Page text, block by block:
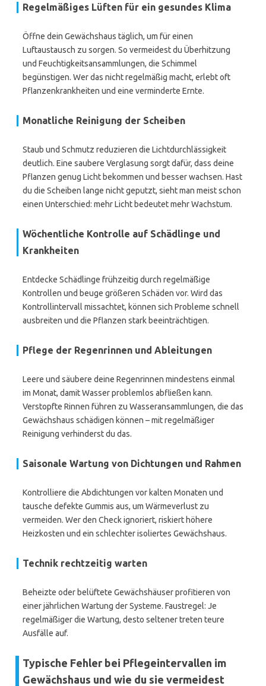
Regelmäßiges Lüften für ein gesundes Klima
Öffne dein Gewächshaus täglich, um für einen
Luftaustausch zu sorgen. So vermeidest du Überhitzung
und Feuchtigkeitsansammlungen, die Schimmel
begünstigen. Wer das nicht regelmäßig macht, erlebt oft
Pflanzenkrankheiten und eine verminderte Ernte.
Monatliche Reinigung der Scheiben
Staub und Schmutz reduzieren die Lichtdurchlässigkeit
deutlich. Eine saubere Verglasung sorgt dafür, dass deine
Pflanzen genug Licht bekommen und besser wachsen. Hast
du die Scheiben lange nicht geputzt, sieht man meist schon
einen Unterschied: mehr Licht bedeutet mehr Wachstum.
Wöchentliche Kontrolle auf Schädlinge und
Krankheiten
Entdecke Schädlinge frühzeitig durch regelmäßige
Kontrollen und beuge größeren Schäden vor. Wird das
Kontrollintervall missachtet, können sich Probleme schnell
ausbreiten und die Pflanzen stark beeinträchtigen.
Pflege der Regenrinnen und Ableitungen
Leere und säubere deine Regenrinnen mindestens einmal
im Monat, damit Wasser problemlos abfließen kann.
Verstopfte Rinnen führen zu Wasseransammlungen, die das
Gewächshaus schädigen können – mit regelmäßiger
Reinigung verhinderst du das.
Saisonale Wartung von Dichtungen und Rahmen
Kontrolliere die Abdichtungen vor kalten Monaten und
tausche defekte Gummis aus, um Wärmeverlust zu
vermeiden. Wer den Check ignoriert, riskiert höhere
Heizkosten und ein schlechter isoliertes Gewächshaus.
Technik rechtzeitig warten
Beheizte oder belüftete Gewächshäuser profitieren von
einer jährlichen Wartung der Systeme. Faustregel: Je
regelmäßiger die Wartung, desto seltener treten teure
Ausfälle auf.
Typische Fehler bei Pflegeintervallen im
Gewächshaus und wie du sie vermeidest